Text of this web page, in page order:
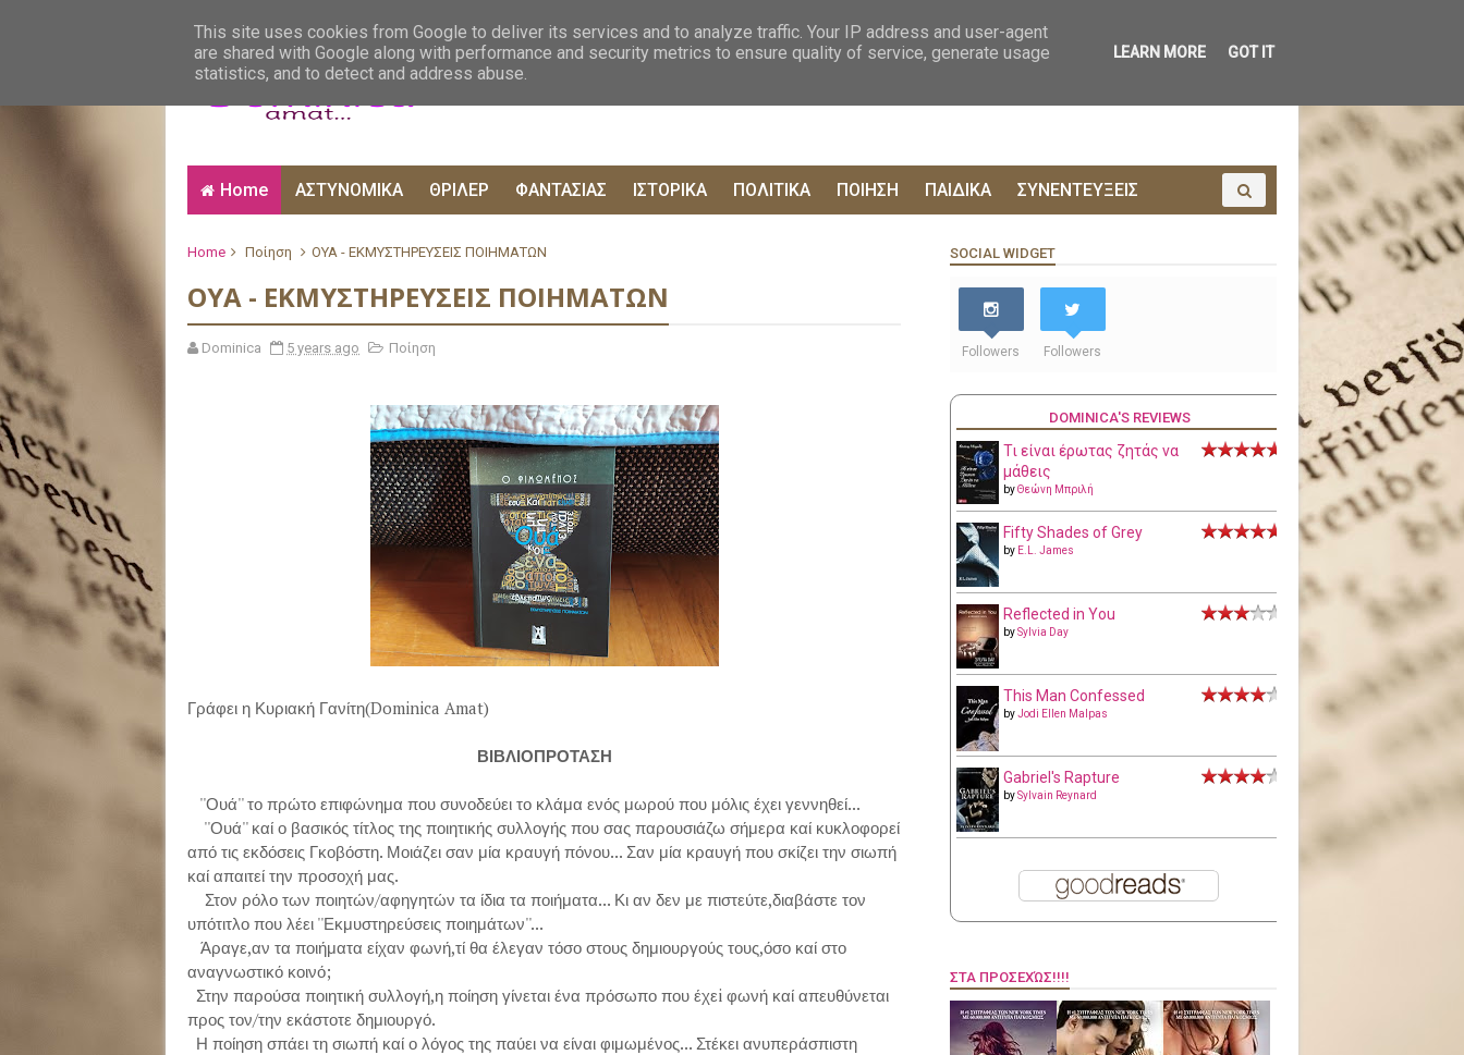
Home ΑΣΤΥΝΟΜΙΚΑ ΘΡΙΛΕΡ ΦΑΝΤΑΣΙΑΣ ΙΣΤΟΡΙΚΑ ΠΟΛΙΤΙΚΑ ΠΟΙΗΣΗ ΠΑΙΔΙΚΑ ΣΥΝΕΝΤΕΥΞΕΙΣ
Home Ποίηση ΟΥΑ - ΕΚΜΥΣΤΗΡΕΥΣΕΙΣ ΠΟΙΗΜΑΤΩΝ
ΟΥΑ - ΕΚΜΥΣΤΗΡΕΥΣΕΙΣ ΠΟΙΗΜΑΤΩΝ
Dominica 5 years ago Ποίηση
Γράφει η Κυριακή Γανίτη(Dominica Amat)
ΒΙΒΛΙΟΠΡΟΤΑΣΗ
''Ουά'' το πρώτο επιφώνημα που συνοδεύει το κλάμα ενός μωρού που μόλις έχει γεννηθεί...
''Ουά'' καί ο βασικός τίτλος της ποιητικής συλλογής που σας παρουσιάζω σήμερα καί κυκλοφορεί
από τις εκδόσεις Γκοβόστη. Μοιάζει σαν μία κραυγή πόνου... Σαν μία κραυγή που σκίζει την σιωπή
καί απαιτεί την προσοχή μας.
Στον ρόλο των ποιητών/αφηγητών τα ίδια τα ποιήματα... Κι αν δεν με πιστεύτε,διαβάστε τον
υπότιτλο που λέει ''Εκμυστηρεύσεις ποιημάτων''...
Άραγε,αν τα ποιήματα είχαν φωνή,τί θα έλεγαν τόσο στους δημιουργούς τους,όσο καί στο
αναγνωστικό κοινό;
Στην παρούσα ποιητική συλλογή,η ποίηση γίνεται ένα πρόσωπο που έχεi φωνή καί απευθύνεται
προς τον/την εκάστοτε δημιουργό.
Η ποίηση σπάει τη σιωπή καί ο λόγος της παύει να είναι φιμωμένος... Στέκει ανυπεράσπιστη
SOCIAL WIDGET
Followers Followers
DOMINICA'S REVIEWS
Τι είναι έρωτας ζητάς να
μάθεις
byΘεώνη Μπριλή
Fifty Shades of Grey
by E.L. James
Reflected in You
bySylvia Day
This Man Confessed
byJodi Ellen Malpas
Gabriel's Rapture
bySylvain Reynard
ΣΤΑ ΠΡΟΣΕΧΏΣ!!!!
This site uses cookies from Google to deliver its services and to analyze traffic. Your IP address and user-agent
are shared with Google along with performance and security metrics to ensure quality of service, generate usage
statistics, and to detect and address abuse.
LEARN MORE GOT IT